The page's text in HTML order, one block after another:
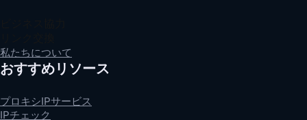
私たちについて
おすすめリソース
プロキシIPサービス
IPチェック